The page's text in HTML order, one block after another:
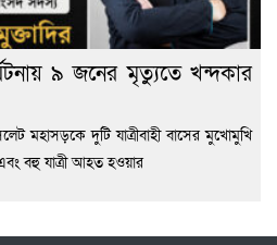
৯ জনের মৃত্যুতে খন্দকার
মহাসড়কে দুটি যাত্রীবাহী বাসের মুখোমুখি
বহু যাত্রী আহত হওয়ার